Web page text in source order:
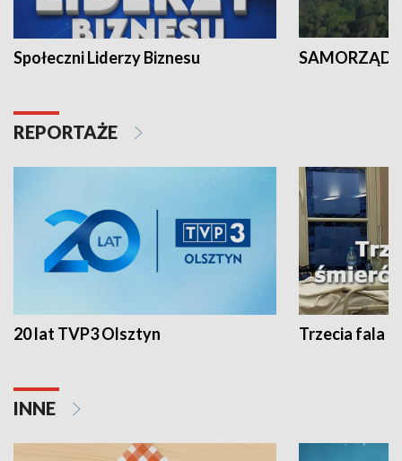
Społeczni Liderzy Biznesu SAMORZĄD
REPORTAŻE
20 lat TVP3 Olsztyn Trzecia fala -
INNE